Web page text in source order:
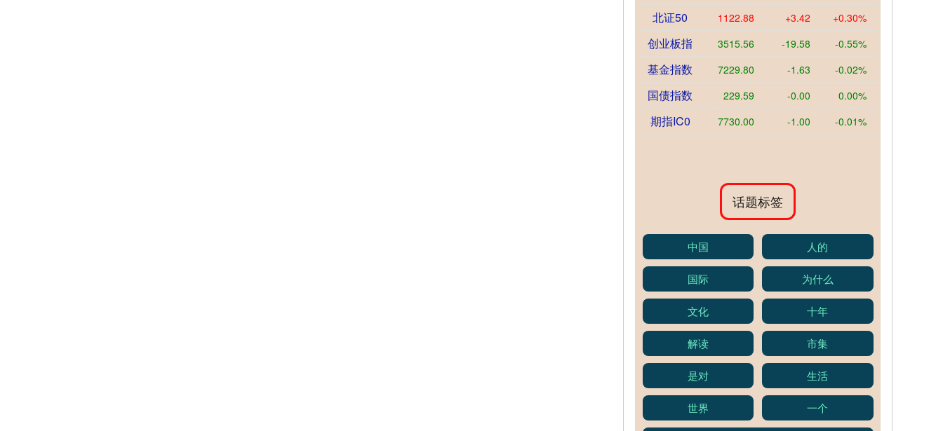
北证50 1122.88 +3.42 +0.30%
创业板指 3515.56 -19.58 -0.55%
基金指数 7229.80 -1.63 -0.02%
国债指数 229.59 -0.00 0.00%
期指IC0 7730.00 -1.00 -0.01%
话题标签
中国 人的
国际 为什么
文化 十年
解读 市集
是对 生活
世界 一个